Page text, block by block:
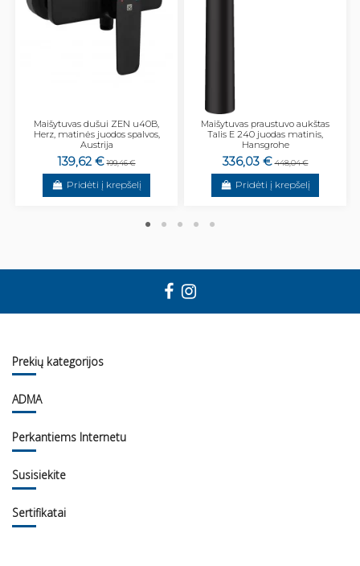
Maišytuvas dušui ZEN u40B,
Herz, matinės juodos spalvos,
Austrija
139,62 € 199,46 €
Pridėti į krepšelį
Maišytuvas praustuvo aukštas
Talis E 240 juodas matinis,
Hansgrohe
336,03 € 448,04 €
Pridėti į krepšelį
Prekių kategorijos
ADMA
Perkantiems Internetu
Susisiekite
Sertifikatai